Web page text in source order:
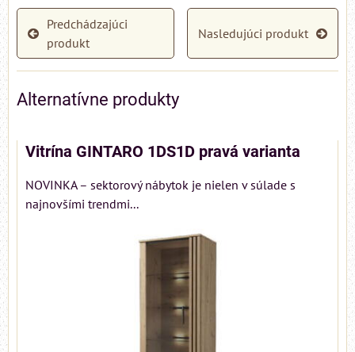
Predchádzajúci
produkt
Nasledujúci produkt
Alternatívne produkty
Vitrína GINTARO 1DS1D pravá varianta
NOVINKA – sektorový nábytok je nielen v súlade s
najnovšími trendmi...